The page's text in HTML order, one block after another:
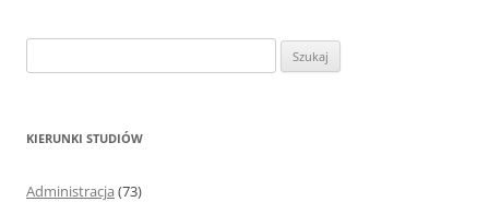
z
KIERUNKI STUDIÓW
Administracja (73)